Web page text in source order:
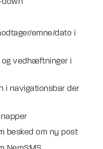
down
emne/dato i
vedhæftninger i
i navigationsbar der
besked om ny post